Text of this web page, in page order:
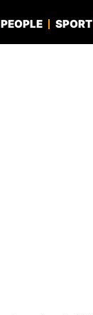
PEOPLE SPORT